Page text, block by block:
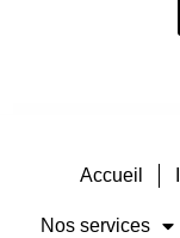
Accueil
Nos services